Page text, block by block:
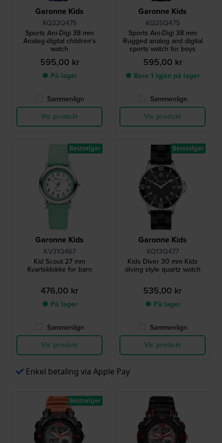
Garonne Kids
KQ22Q475
Sports Ani-Digi 38 mm
Analog-digital children's
watch
595,00 kr
● På lager
Sammenlign
Vis produkt
Garonne Kids
KQ25Q475
Sports Ani-Digi 38 mm
Rugged analog and digital
sports watch for boys
595,00 kr
● Bare 1 igjen på lager
Sammenlign
Vis produkt
Garonne Kids
KV31Q467
Kid Scout 27 mm
Kvartsklokke for barn
476,00 kr
● På lager
Sammenlign
Vis produkt
Bestselger
Garonne Kids
KQ13Q477
Kids Diver 30 mm Kids
diving style quartz watch
535,00 kr
● På lager
Sammenlign
Vis produkt
Bestselger
Enkel betaling via Apple Pay
Bestselger